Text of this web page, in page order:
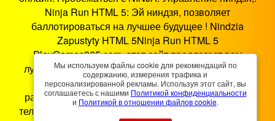
Ninja Run HTML 5: Эй ниндзя, позволяет
баллотироваться на лучшее будущее ! Nindzia
Zapustyty HTML 5Ninja Run HTML 5
PlayGames365.com, этот сайт предлагает вам
лучшие игровые развлечения в браузере. Ниндзя
Запустить HTML 5 - это игра HTML5, которая
работает на смартфонах, планшетах, ПК и смарт-
телевизорах. Вы можете играть в Ниндзя Запустить
Мы используем файлы cookie для рекомендаций по
содержанию, измерения трафика и
персонализированной рекламы. Используя этот сайт, вы
соглашаетесь с нашими Политикой конфиденциальности
и Политикой в ​​отношении файлов cookie.